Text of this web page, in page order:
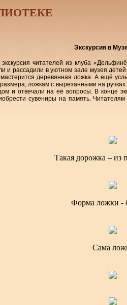
Экскурсия в
читателей из клуба
и рассадили в уютном зале музея
мастерится деревянная ложка. А ещё
ложкам с вырезанными на
и отвечали на её вопросы. В конце
сувениры на память.
Такая дорожка – из
Форма ложки -
Сама